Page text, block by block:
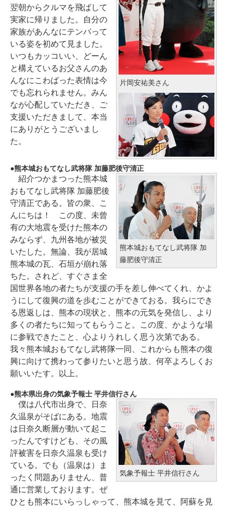
片岡安祐美さん
翌朝からクルマを飛ばして
実家に帰りました。自分の
家族があんなにテンパって
いる姿を初めて見ました。
いつもカッコいい、どーん
と構えているお父さんのあ
んなにこわばった表情は今
でも忘れられません。みん
なが心配していただき、ご
支援いただきまして、本当
にありがとうございまし
た。
熊本城おもてなし武将隊 加藤肥後守清正
熊本城おもてなし武将隊 加
藤肥後守清正
紹介つかまつった熊本城
おもてなし武将隊 加藤肥後
守清正である。皆の衆、こ
んにちは！ この度、未曾
有の大地震を受けた熊本の
みならず、九州各地が被災
いたした。無論、我が居城
熊本城の瓦、石垣が崩れ落
ちた。されど、すぐさま全
国世界各地の者たちが支援の手を差し伸べてくれ、かよ
うにして復興の道を歩むことができておる。我らにでき
る恩返しは、熊本の現状と、熊本の元気を発信し、より
多くの者たちに知ってもらうこと。この度、かような場
に参戦できたこと、心よりうれしく思う次第である。
我々熊本城おもてなし武将隊一同、これからも熊本の復
興に向けて携わって参りたいと思う故、何卒よろしくお
願いいたす。以上。
熊本県出身の気象予報士 平井信行さん
気象予報士 平井信行さん
僕は八代市出身で、日奈
久温泉がそばにある。地震
は日奈久断層が動いて起こ
ったんですけども、その風
評被害を日奈久温泉も受け
ている。でも（温泉は）ま
ったく問題ありません、普
通に営業しております。ぜ
ひとも熊本にいらっしゃって、熊本城を見て、阿蘇を見